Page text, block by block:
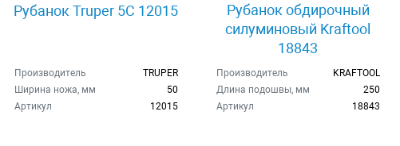
Рубанок Truper 5C 12015
Производитель
TRUPER
Ширина ножа, мм
50
Артикул
12015
Рубанок обдирочный
силуминовый Kraftool
18843
Производитель
KRAFTOOL
Длина подошвы, мм
250
Артикул
18843